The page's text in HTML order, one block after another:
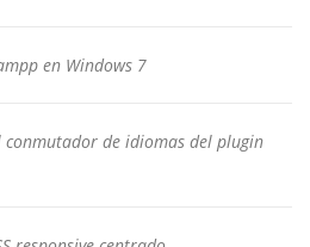
en Windows 7
conmutador de idiomas del plugin